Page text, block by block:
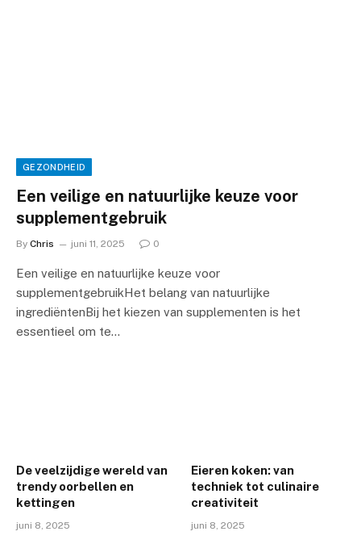
GEZONDHEID
Een veilige en natuurlijke keuze voor
supplementgebruik
By Chris juni 11, 2025 0
Een veilige en natuurlijke keuze voor
supplementgebruikHet belang van natuurlijke
ingrediëntenBij het kiezen van supplementen is het
essentieel om te…
De veelzijdige wereld van
trendy oorbellen en
kettingen
juni 8, 2025
Eieren koken: van
techniek tot culinaire
creativiteit
juni 8, 2025